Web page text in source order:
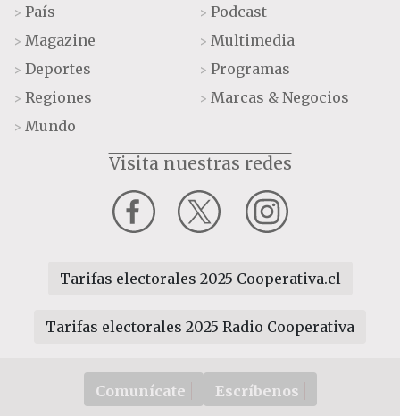
> País
> Magazine
> Deportes
> Regiones
> Mundo
> Podcast
> Multimedia
> Programas
> Marcas & Negocios
Visita nuestras redes
Tarifas electorales 2025 Cooperativa.cl
Tarifas electorales 2025 Radio Cooperativa
Comunícate Escríbenos